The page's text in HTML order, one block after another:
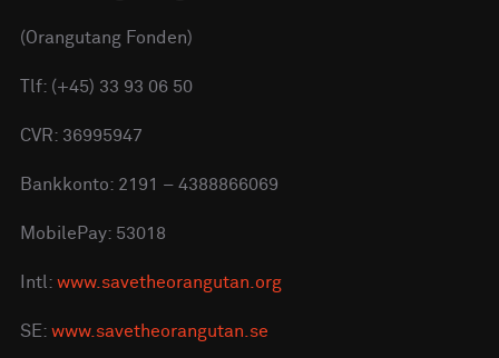
(Orangutang Fonden)
Tlf: (+45) 33 93 06 50
CVR: 36995947
Bankkonto: 2191 – 4388866069
MobilePay: 53018
Intl: www.savetheorangutan.org
SE: www.savetheorangutan.se